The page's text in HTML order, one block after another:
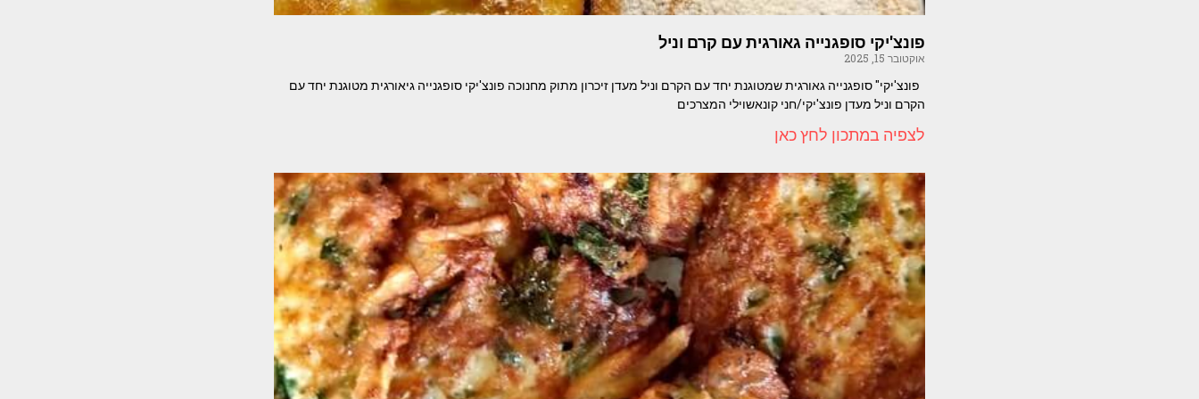
פונצ'יקי סופגנייה גאורגית עם קרם וניל
אוקטובר 15, 2025
פונצ'יקי" סופגנייה גאורגית שמטוגנת יחד עם הקרם וניל מעדן זיכרון מתוק מחנוכה פונצ'יקי סופגנייה גיאורגית מטוגנת יחד עם
הקרם וניל מעדן פונצ'יקי/חני קונאשוילי המצרכים
לצפיה במתכון לחץ כאן